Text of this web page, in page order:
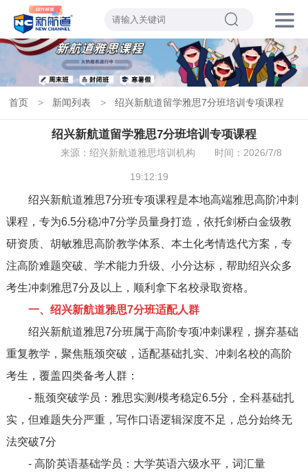
首页 > 新闻列表 > 绍兴新航道留学雅思7分班培训专项课程
绍兴新航道留学雅思7分班培训专项课程
来源：绍兴新航道雅思培训机构 时间：2026/7/8
19:12:19
绍兴新航道雅思7分班专项课程是本地高端雅思高阶冲刺
课程，专为6.5分稳冲7分学员量身打造，依托剑桥白金级教
研资质、胡敏雅思高阶教学体系、本土化考情迭代方案，专
注高阶难题突破、学术能力升级、小分达标，帮助绍兴众多
考生冲刺雅思7分及以上，顺利拿下名校录取资格。
一、绍兴新航道雅思7分班适配人群
绍兴新航道雅思7分班属于高阶专项冲刺课程，摒弃基础
重复教学，聚焦瓶颈突破，适配基础扎实、冲刺名校的高阶
考生，覆盖四类备考人群：
- 瓶颈突破学员：雅思实测/模考稳定6.5分，全科基础扎
实，但难题失分严重，写作口语逻辑深度不足，总分始终无
法突破7分
- 高阶英语基础学员：大学英语六级水平，词汇量